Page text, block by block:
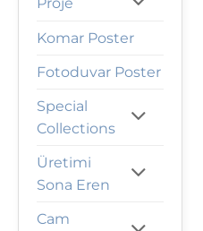
Komar Poster
Fotoduvar Poster
Special
Collections
Üretimi
Sona Eren
Cam